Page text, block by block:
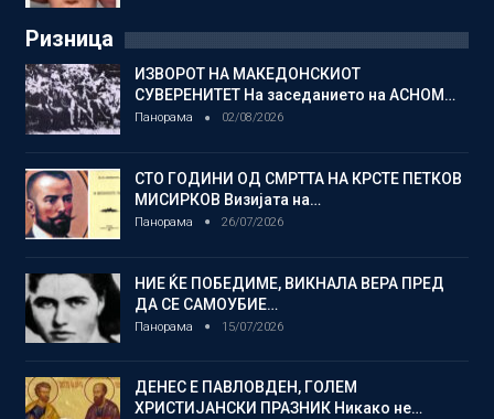
Ризница
ИЗВОРОТ НА МАКЕДОНСКИОТ
СУВЕРЕНИТЕТ На заседанието на АСНОМ…
Панорама 02/08/2026
СТО ГОДИНИ ОД СМРТТА НА КРСТЕ ПЕТКОВ
МИСИРКОВ Визијата на…
Панорама 26/07/2026
НИЕ ЌЕ ПОБЕДИМЕ, ВИКНАЛА ВЕРА ПРЕД
ДА СЕ САМОУБИЕ…
Панорама 15/07/2026
ДЕНЕС Е ПАВЛОВДЕН, ГОЛЕМ
ХРИСТИЈАНСКИ ПРАЗНИК Никако не…